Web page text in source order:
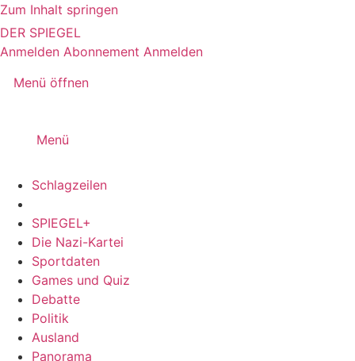
Zum Inhalt springen
DER SPIEGEL
Anmelden Abonnement Anmelden
Menü öffnen
Menü
Schlagzeilen
SPIEGEL+
Die Nazi-Kartei
Sportdaten
Games und Quiz
Debatte
Politik
Ausland
Panorama